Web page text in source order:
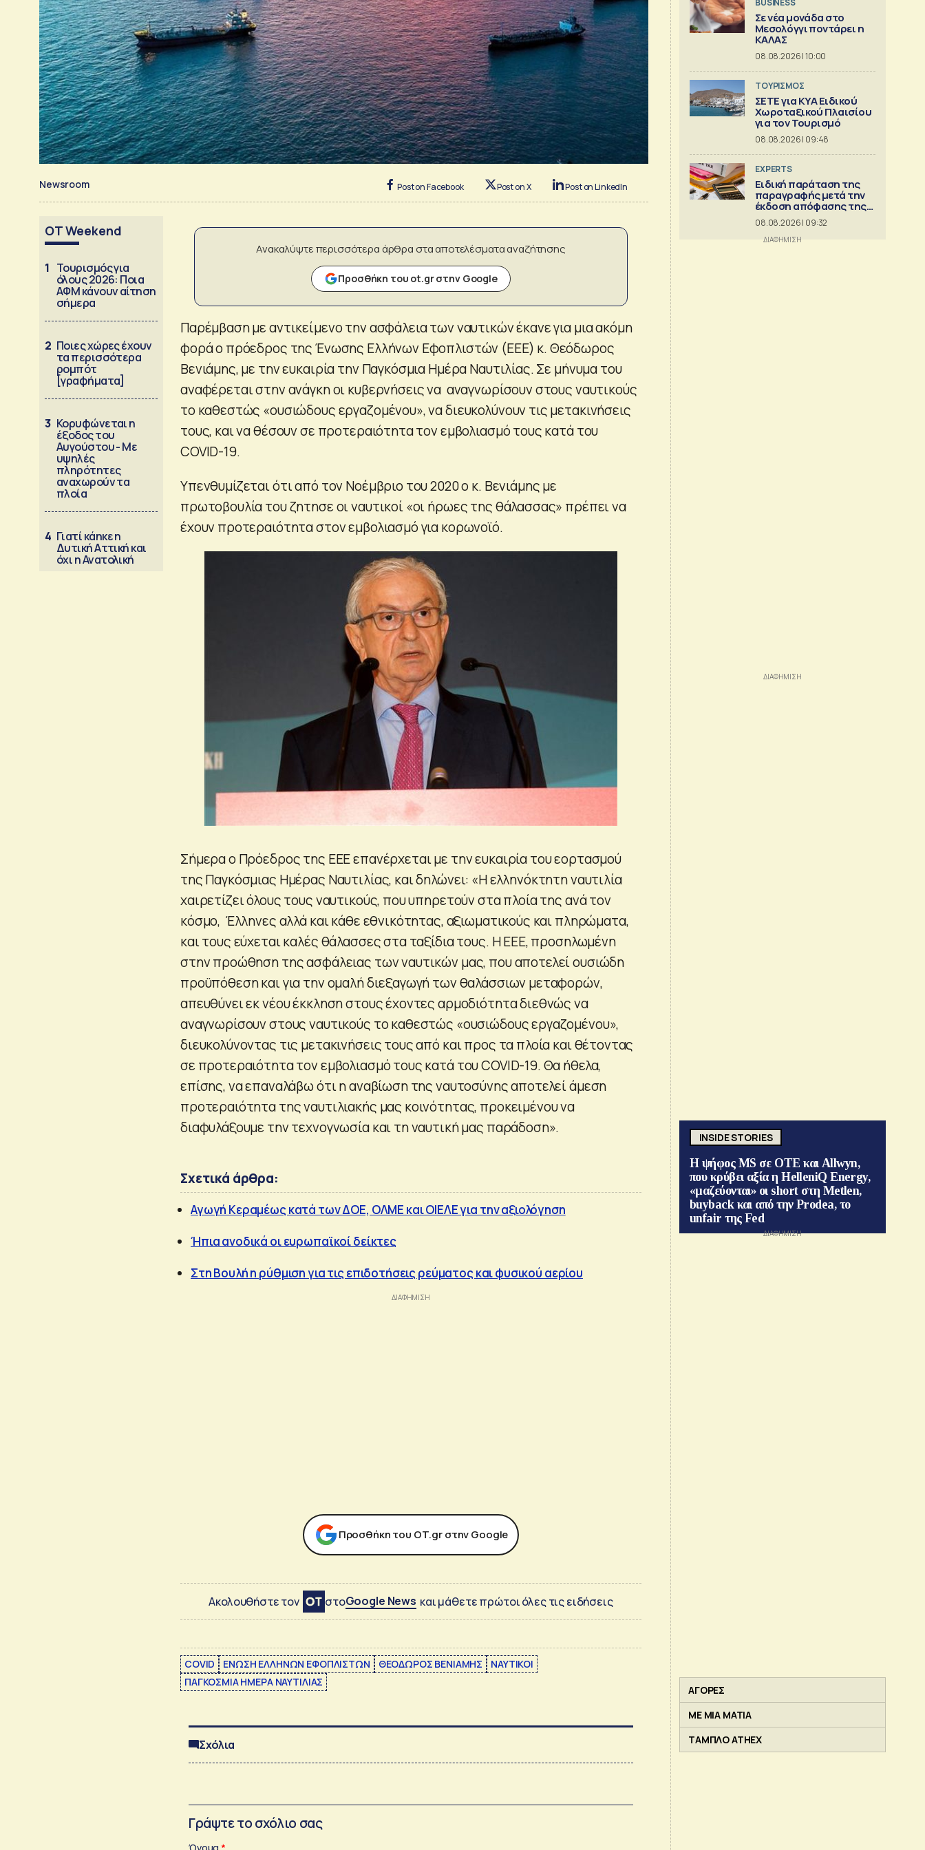
Newsroom Post on Facebook Post on X Post on LinkedIn
OT Weekend
1 Τουρισμός για
όλους 2026: Ποια
ΑΦΜ κάνουν αίτηση
σήμερα
2 Ποιες χώρες έχουν
τα περισσότερα
ρομπότ
[γραφήματα]
3 Κορυφώνεται η
έξοδος του
Αυγούστου - Με
υψηλές
πληρότητες
αναχωρούν τα
πλοία
4 Γιατί κάηκε η
Δυτική Αττική και
όχι η Ανατολική
Ανακαλύψτε περισσότερα άρθρα στα αποτελέσματα αναζήτησης
Προσθήκη του ot.gr στην Google
Παρέμβαση με αντικείμενο την ασφάλεια των ναυτικών έκανε για μια ακόμη
φορά ο πρόεδρος της Ένωσης Ελλήνων Εφοπλιστών (ΕΕΕ) κ. Θεόδωρος
Βενιάμης, με την ευκαιρία την Παγκόσμια Ημέρα Ναυτιλίας. Σε μήνυμα του
αναφέρεται στην ανάγκη οι κυβερνήσεις να αναγνωρίσουν στους ναυτικούς
το καθεστώς «ουσιώδους εργαζομένου», να διευκολύνουν τις μετακινήσεις
τους, και να θέσουν σε προτεραιότητα τον εμβολιασμό τους κατά του
COVID-19.
Υπενθυμίζεται ότι από τον Νοέμβριο του 2020 ο κ. Βενιάμης με
πρωτοβουλία του ζητησε οι ναυτικοί «οι ήρωες της θάλασσας» πρέπει να
έχουν προτεραιότητα στον εμβολιασμό για κορωνοϊό.
Σήμερα ο Πρόεδρος της ΕΕΕ επανέρχεται με την ευκαιρία του εορτασμού
της Παγκόσμιας Ημέρας Ναυτιλίας, και δηλώνει: «Η ελληνόκτητη ναυτιλία
χαιρετίζει όλους τους ναυτικούς, που υπηρετούν στα πλοία της ανά τον
κόσμο, Έλληνες αλλά και κάθε εθνικότητας, αξιωματικούς και πληρώματα,
και τους εύχεται καλές θάλασσες στα ταξίδια τους. Η ΕΕΕ, προσηλωμένη
στην προώθηση της ασφάλειας των ναυτικών μας, που αποτελεί ουσιώδη
προϋπόθεση και για την ομαλή διεξαγωγή των θαλάσσιων μεταφορών,
απευθύνει εκ νέου έκκληση στους έχοντες αρμοδιότητα διεθνώς να
αναγνωρίσουν στους ναυτικούς το καθεστώς «ουσιώδους εργαζομένου»,
διευκολύνοντας τις μετακινήσεις τους από και προς τα πλοία και θέτοντας
σε προτεραιότητα τον εμβολιασμό τους κατά του COVID-19. Θα ήθελα,
επίσης, να επαναλάβω ότι η αναβίωση της ναυτοσύνης αποτελεί άμεση
προτεραιότητα της ναυτιλιακής μας κοινότητας, προκειμένου να
διαφυλάξουμε την τεχνογνωσία και τη ναυτική μας παράδοση».
Σχετικά άρθρα:
Αγωγή Κεραμέως κατά των ΔΟΕ, ΟΛΜΕ και ΟΙΕΛΕ για την αξιολόγηση
Ήπια ανοδικά οι ευρωπαϊκοί δείκτες
Στη Bουλή η ρύθμιση για τις επιδοτήσεις ρεύματος και φυσικού αερίου
Προσθήκη του ΟΤ.gr στην Google
Ακολουθήστε τον στοGoogle News και μάθετε πρώτοι όλες τις ειδήσεις
COVID ΕΝΩΣΗ ΕΛΛΗΝΩΝ ΕΦΟΠΛΙΣΤΩΝ ΘΕΟΔΩΡΟΣ ΒΕΝΙΑΜΗΣ
ΝΑΥΤΙΚΟΙ
ΠΑΓΚΟΣΜΙΑ ΗΜΕΡΑ ΝΑΥΤΙΛΙΑΣ
Σχόλια
Γράψτε το σχόλιο σας
BUSINESS
Σε νέα μονάδα στο
Μεσολόγγι ποντάρει η
ΚΑΛΑΣ
08.08.2026 | 10:00
ΤΟΥΡΙΣΜΟΣ
ΣΕΤΕ για ΚΥΑ Ειδικού
Χωροταξικού Πλαισίου
για τον Τουρισμό
08.08.2026 | 09:48
EXPERTS
Ειδική παράταση της
παραγραφής μετά την
έκδοση απόφασης της
Διεύθυνσης Επίλυσης
Διαφορών [Μέρος 6ο]
08.08.2026 | 09:32
INSIDE STORIES
Η ψήφος MS σε ΟΤΕ και Allwyn,
που κρύβει αξία η HelleniQ Energy,
«μαζεύονται» οι short στη Metlen,
buyback και από την Prodea, το
unfair της Fed
ΑΓΟΡΕΣ
ΜΕ ΜΙΑ ΜΑΤΙΑ
ΤΑΜΠΛΟ ATHEX